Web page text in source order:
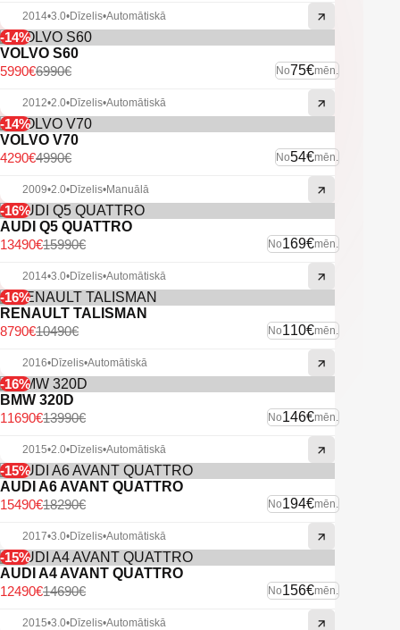
2014•3.0•Dīzelis•Automātiskā
-14%
VOLVO S60
No75€mēn.
6990€
5990€
2012•2.0•Dīzelis•Automātiskā
-14%
VOLVO V70
No54€mēn.
4990€
4290€
2009•2.0•Dīzelis•Manuālā
-16%
AUDI Q5 QUATTRO
No169€mēn.
15990€
13490€
2014•3.0•Dīzelis•Automātiskā
-16%
RENAULT TALISMAN
No110€mēn.
10490€
8790€
2016•Dīzelis•Automātiskā
-16%
BMW 320D
No146€mēn.
13990€
11690€
2015•2.0•Dīzelis•Automātiskā
-15%
AUDI A6 AVANT QUATTRO
No194€mēn.
18290€
15490€
2017•3.0•Dīzelis•Automātiskā
-15%
AUDI A4 AVANT QUATTRO
No156€mēn.
14690€
12490€
2015•3.0•Dīzelis•Automātiskā